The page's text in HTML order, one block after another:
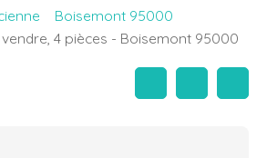
Boisemont 95000
4 pièces - Boisemont 95000